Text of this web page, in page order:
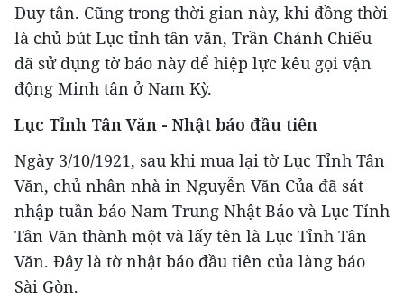
Duy tân. Cũng trong thời gian này, khi đồng thời
là chủ bút Lục tỉnh tân văn, Trần Chánh Chiếu
đã sử dụng tờ báo này để hiệp lực kêu gọi vận
động Minh tân ở Nam Kỳ.
Lục Tỉnh Tân Văn - Nhật báo đầu tiên
Ngày 3/10/1921, sau khi mua lại tờ Lục Tỉnh Tân
Văn, chủ nhân nhà in Nguyễn Văn Của đã sát
nhập tuần báo Nam Trung Nhật Báo và Lục Tỉnh
Tân Văn thành một và lấy tên là Lục Tỉnh Tân
Văn. Đây là tờ nhật báo đầu tiên của làng báo
Sài Gòn.